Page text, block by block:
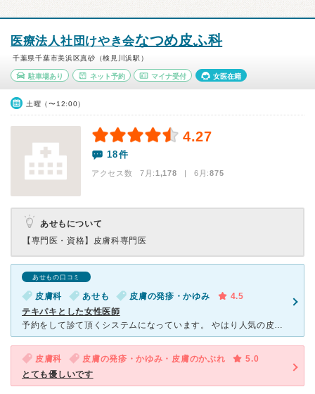
医療法人社団けやき会なつめ皮ふ科
千葉県千葉市美浜区真砂（検見川浜駅）
駐車場あり ネット予約 マイナ受付 女医在籍
土曜（〜12:00）
4.27
18件
アクセス数 7月:1,178 | 6月:875
あせもについて
【専門医・資格】 皮膚科専門医
あせもの口コミ
皮膚科 あせも 皮膚の発疹・かゆみ
4.5
テキパキとした女性医師
予約をして診て頂くシステムになっています。 やはり人気の皮膚科なので、予約をしていても待ち時間はかなりあります。 診察は全身を診るなり、この部分にはこの薬、この部分にはこの薬は使わないでねなど
皮膚科 皮膚の発疹・かゆみ・皮膚のかぶれ
5.0
とても優しいです